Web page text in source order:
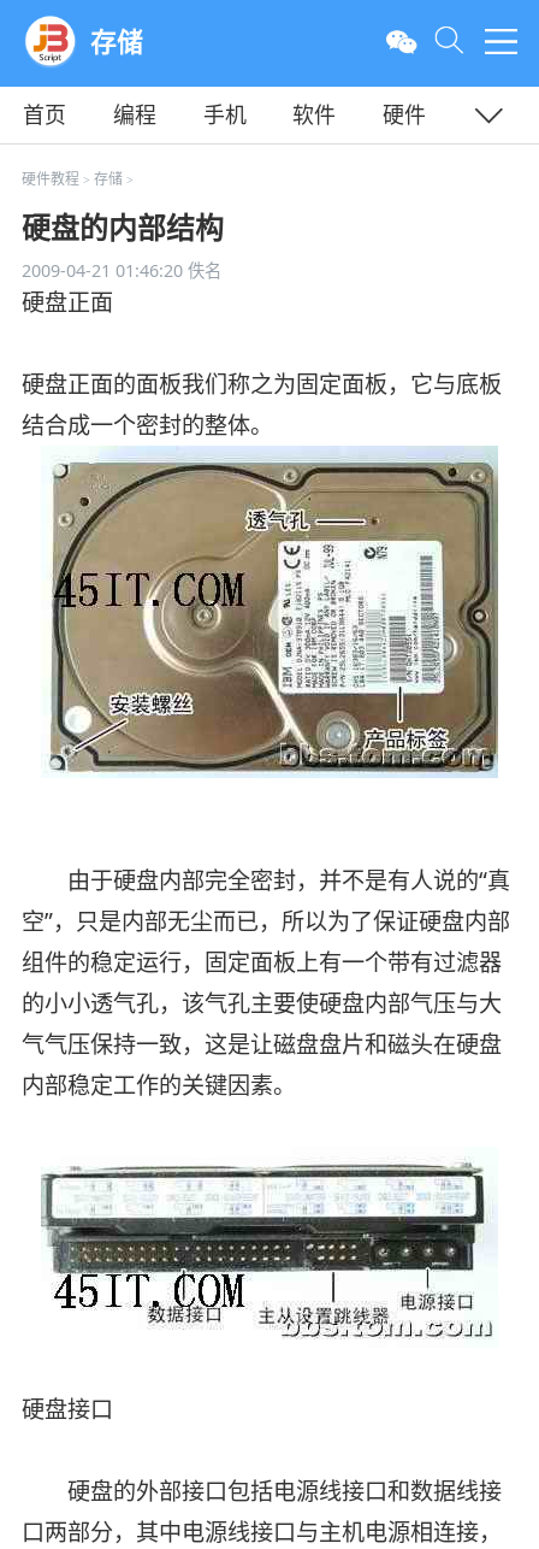
存储
首页 编程 手机 软件
硬件
教程
平面
硬件教程 > 存储>
硬盘的内部结构
2009-04-21 01:46:20佚名
硬盘正面
硬盘正面的面板我们称之为固定面板，它与底板
结合成一个密封的整体。
由于硬盘内部完全密封，并不是有人说的“真
空”，只是内部无尘而已，所以为了保证硬盘内部
组件的稳定运行，固定面板上有一个带有过滤器
的小小透气孔，该气孔主要使硬盘内部气压与大
气气压保持一致，这是让磁盘盘片和磁头在硬盘
内部稳定工作的关键因素。
硬盘接口
硬盘的外部接口包括电源线接口和数据线接
口两部分，其中电源线接口与主机电源相连接，